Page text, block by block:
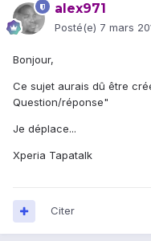
alex971
Posté(e) 7 mars
Bonjour,
Ce sujet aurais dû être
Question/réponse"
Je déplace...
Xperia Tapatalk
Citer